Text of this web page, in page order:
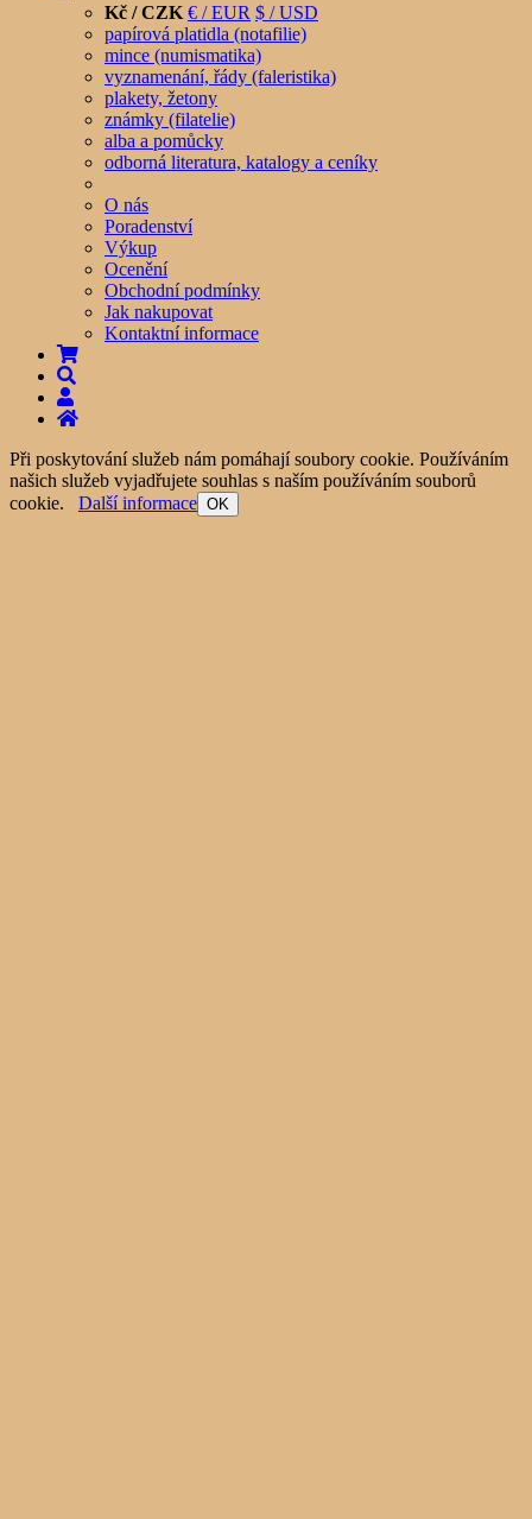
Kč / CZK € / EUR $ / USD
papírová platidla (notafilie)
mince (numismatika)
vyznamenání, řády (faleristika)
plakety, žetony
známky (filatelie)
alba a pomůcky
odborná literatura, katalogy a ceníky
O nás
Poradenství
Výkup
Ocenění
Obchodní podmínky
Jak nakupovat
Kontaktní informace
Při poskytování služeb nám pomáhají soubory cookie. Používáním
našich služeb vyjadřujete souhlas s naším používáním souborů
cookie. Další informace